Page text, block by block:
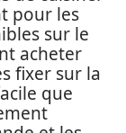
pour les
sur le
acheter
fixer sur la
que